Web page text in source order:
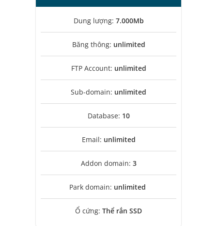
Dung lượng: 7.000Mb
Băng thông: unlimited
FTP Account: unlimited
Sub-domain: unlimited
Database: 10
Email: unlimited
Addon domain: 3
Park domain: unlimited
Ổ cứng: Thể rắn SSD